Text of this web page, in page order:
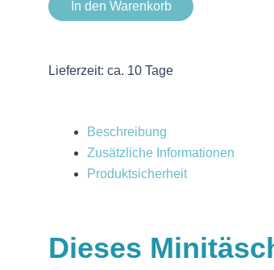
In den Warenkorb
Lieferzeit: ca. 10 Tage
Beschreibung
Zusätzliche Informationen
Produktsicherheit
Dieses